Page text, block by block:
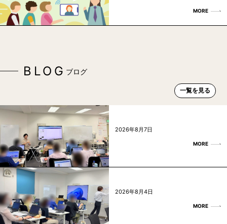
MORE
BLOG ブログ
一覧を見る
2026年8月7日
MORE
2026年8月4日
MORE